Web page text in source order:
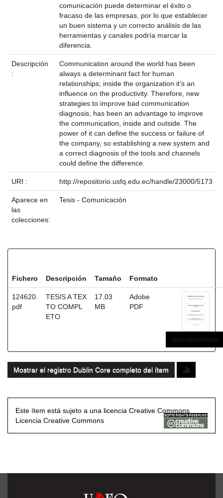
comunicación puede determinar el éxito o
fracaso de las empresas, por lo que establecer
un buen sistema y un correcto análisis de las
herramientas y canales podría marcar la
diferencia.
Descripción
:
Communication around the world has been
always a determinant fact for human
relationships; inside the organization it’s an
influence on the productivity. Therefore, new
strategies to improve bad communication
diagnosis, has been an advantage to improve
the communication, inside and outside. The
power of it can define the success or failure of
the company, so establishing a new system and
a correct diagnosis of the tools and channels
could define the difference.
URI : http://repositorio.usfq.edu.ec/handle/23000/5173
Aparece en
las
colecciones:
Tesis - Comunicación
Fichero Descripción Tamaño Formato
124620.
pdf
TESIS A TEX
TO COMPL
ETO
17.03
MB
Adobe
PDF
Visualizar/Abrir
Mostrar el registro Dublin Core completo del ítem
Este ítem está sujeto a una licencia Creative Commons
Licencia Creative Commons